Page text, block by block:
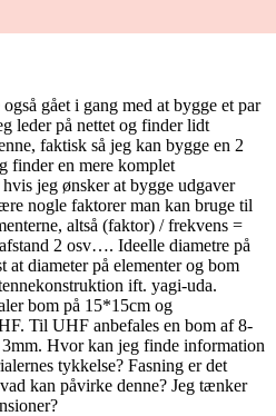
gået i gang med at bygge et par
leder på nettet og finder lidt
faktisk så jeg kan bygge en 2
finder en mere komplet
jeg ønsker at bygge udgaver
nogle faktorer man kan bruge til
altså (faktor) / frekvens =
2 osv…. Ideelle diametre på
at diameter på elementer og bom
ift. yagi-uda.
bom på 15*15cm og
Til UHF anbefales en bom af 8-
Hvor kan jeg finde information
tykkelse? Fasning er det
kan påvirke denne? Jeg tænker